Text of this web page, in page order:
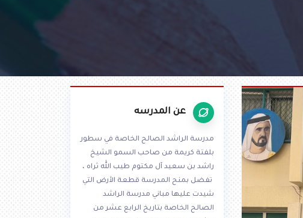
عن المدرسه
مدرسة الراشد الصالح الخاصة في سطور
بلفتة كريمة من صاحب السمو الشيخ
راشد بن سعيد آل مكتوم طيب الله ثراه ،
تفضل بمنح المدرسة قطعة الأرض التي
شيدت عليها مباني مدرسة الراشد
الصالح الخاصة بتاريخ الرابع عشر من